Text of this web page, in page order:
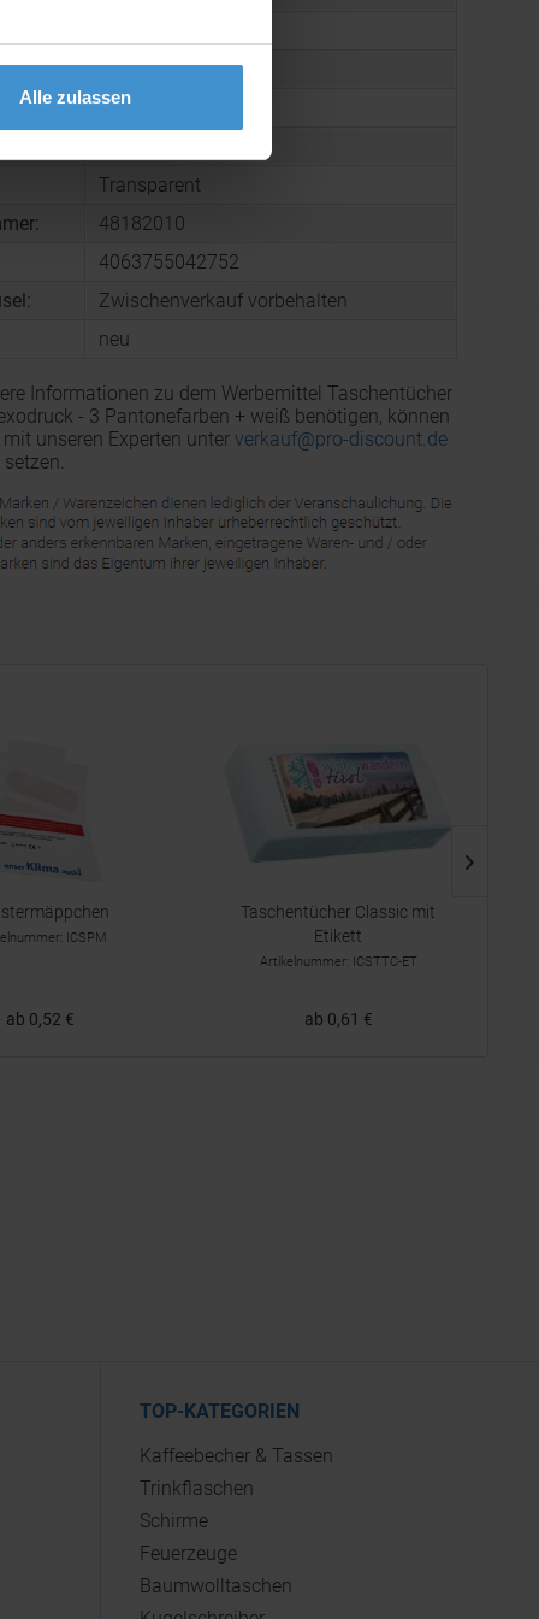
Alle zulassen
108 x 52 x 28 mm
240
Transparent
48182010
4063755042752
Zwischenverkauf vorbehalten
neu
Informationen zu dem Werbemittel Taschentücher
- 3 Pantonefarben + weiß benötigen, können
unseren Experten unter verkauf@pro-discount.de
ICSPM
ab 0,52 €
Taschentücher Classic mit
Etikett
Artikelnummer: ICSTTC-ET
ab 0,61 €
TOP-KATEGORIEN
Kaffeebecher & Tassen
Trinkflaschen
Schirme
Feuerzeuge
Baumwolltaschen